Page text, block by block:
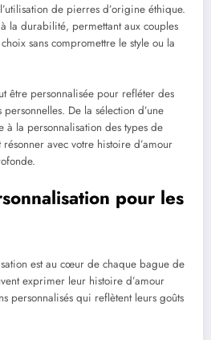
de pierres d’origine éthique.
la durabilité, permettant aux couples
sans compromettre le style ou la
être personnalisée pour refléter des
De la sélection d’une
la personnalisation des types de
avec votre histoire d’amour
pour les
est au cœur de chaque bague de
exprimer leur histoire d’amour
personnalisés qui reflètent leurs goûts